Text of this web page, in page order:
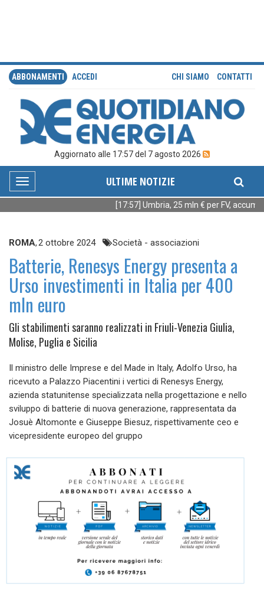
ABBONAMENTI ACCEDI CHI SIAMO CONTATTI
Aggiornato alle 17:57 del 7 agosto 2026
Toggle
navigation
ULTIME NOTIZIE
[17:57] Umbria, 25 mln € per FV,
ROMA,2 ottobre 2024 Società - associazioni
Batterie, Renesys Energy presenta a
Urso investimenti in Italia per 400
mln euro
Gli stabilimenti saranno realizzati in Friuli-Venezia Giulia,
Molise, Puglia e Sicilia
Il ministro delle Imprese e del Made in Italy, Adolfo Urso, ha
ricevuto a Palazzo Piacentini i vertici di Renesys Energy,
azienda statunitense specializzata nella progettazione e nello
sviluppo di batterie di nuova generazione, rappresentata da
Josuè Altomonte e Giuseppe Biesuz, rispettivamente ceo e
vicepresidente europeo del gruppo